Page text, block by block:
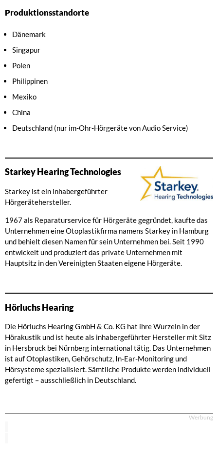
Produktionsstandorte
Dänemark
Singapur
Polen
Philippinen
Mexiko
China
Deutschland (nur im-Ohr-Hörgeräte von Audio Service)
Starkey Hearing Technologies
Starkey ist ein inhabergeführter
Hörgerätehersteller.
1967 als Reparaturservice für Hörgeräte gegründet, kaufte das
Unternehmen eine Otoplastikfirma namens Starkey in Hamburg
und behielt diesen Namen für sein Unternehmen bei. Seit 1990
entwickelt und produziert das private Unternehmen mit
Hauptsitz in den Vereinigten Staaten eigene Hörgeräte.
Hörluchs Hearing
Die Hörluchs Hearing GmbH & Co. KG hat ihre Wurzeln in der
Hörakustik und ist heute als inhabergeführter Hersteller mit Sitz
in Hersbruck bei Nürnberg international tätig. Das Unternehmen
ist auf Otoplastiken, Gehörschutz, In-Ear-Monitoring und
Hörsysteme spezialisiert. Sämtliche Produkte werden individuell
gefertigt – ausschließlich in Deutschland.
Werbung